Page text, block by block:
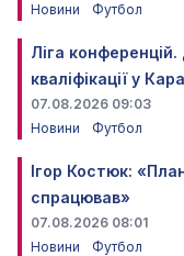
Новини
Футбол
Ліга
кваліфікації у
07.08.2026 09:03
Новини
Футбол
Ігор Костюк:
спрацював»
07.08.2026 08:01
Новини
Футбол